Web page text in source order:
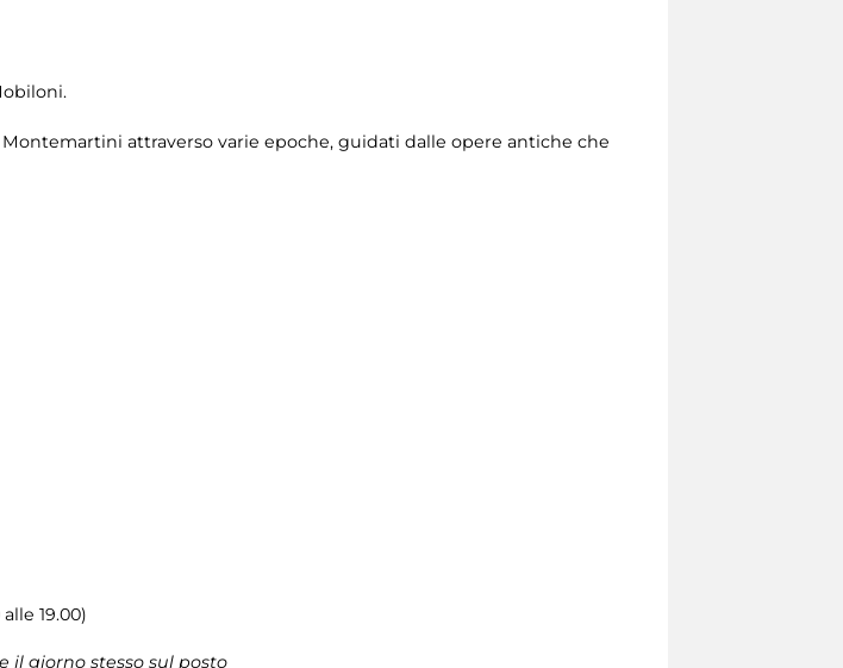
attraverso varie epoche, guidati dalle opere antiche che
19.00)
il giorno stesso sul posto